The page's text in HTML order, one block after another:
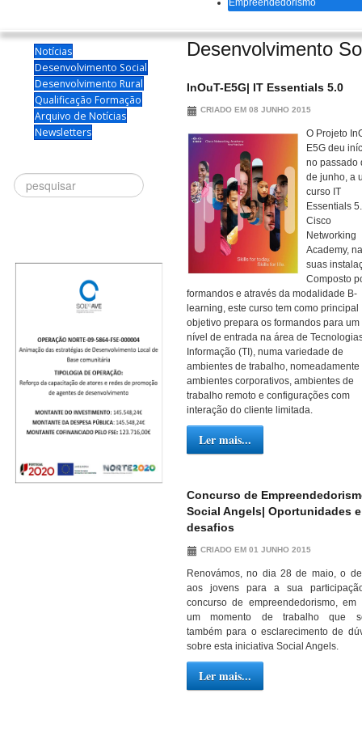
Empreendedorismo
Notícias
Desenvolvimento Social
Desenvolvimento Rural
Qualificação Formação
Arquivo de Notícias
Newsletters
Procurar
Desenvolvimento
InOuT-E5G| IT Essentials 5.0
CRIADO EM 08 JUNHO 2015
O Projeto
E5G deu
no passado
de junho, a
curso IT
Essentials
Cisco
Networking
Academy,
suas
Composto
formandos e através da modalidade B-
learning, este curso tem como principal
objetivo prepara os formandos para um
nível de entrada na área de
Informação (TI), numa variedade de
ambientes de trabalho, nomeadamente
ambientes corporativos, ambientes de
trabalho remoto e configurações com
interação do cliente limitada.
Ler mais...
Concurso de
Social Angels| Oportunidades e
desafios
CRIADO EM 01 JUNHO 2015
Renovámos, no dia 28 de maio, o
aos jovens para a sua
concurso de empreendedorismo, em
um momento de trabalho que
também para o esclarecimento de
sobre esta iniciativa Social Angels.
Ler mais...